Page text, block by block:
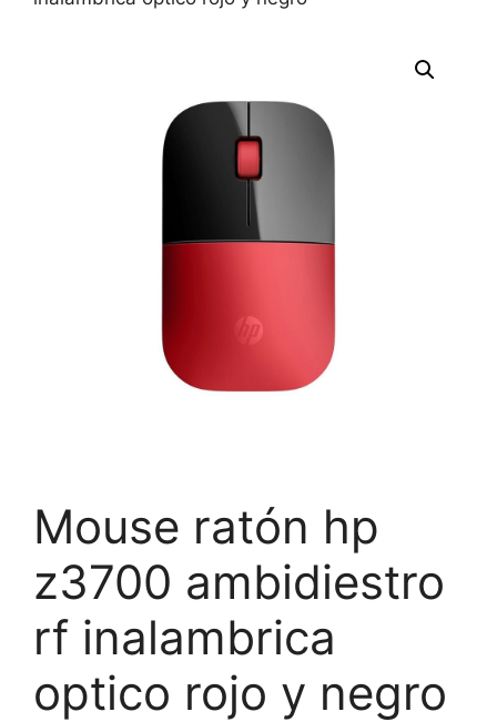
Mouse ratón hp
z3700 ambidiestro
rf inalambrica
optico rojo y negro